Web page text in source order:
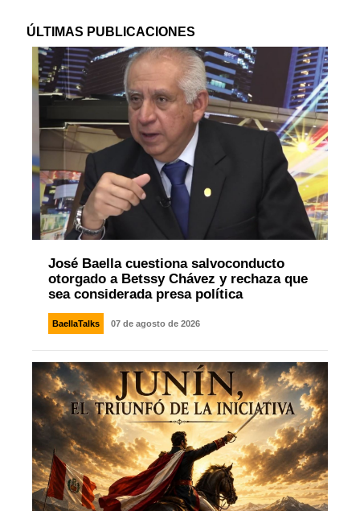
ÚLTIMAS PUBLICACIONES
José Baella cuestiona salvoconducto
otorgado a Betssy Chávez y rechaza que
sea considerada presa política
BaellaTalks 07 de agosto de 2026